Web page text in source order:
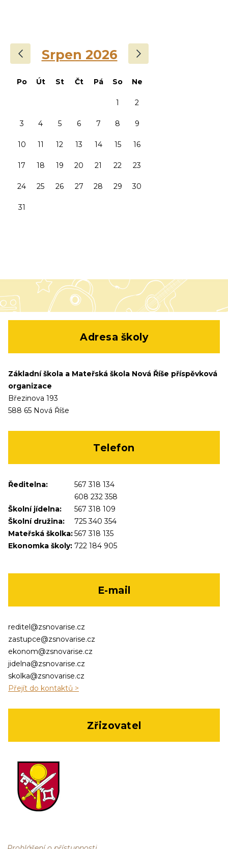
Srpen 2026 ›
Po Út St Čt Pá So Ne
1 2
3 4 5 6 7 8 9
10 11 12 13 14 15 16
17 18 19 20 21 22 23
24 25 26 27 28 29 30
31
Adresa školy
Základní škola a Mateřská škola Nová Říše příspěvková
organizace
Březinova 193
588 65 Nová Říše
Telefon
Ředitelna:
567 318 134
608 232 358
Školní jídelna:
567 318 109
Školní družina:
725 340 354
Mateřská školka:567 318 135
Ekonomka školy: 722 184 905
E-mail
reditel@zsnovarise.cz
zastupce@zsnovarise.cz
ekonom@zsnovarise.cz
jidelna@zsnovarise.cz
skolka@zsnovarise.cz
Přejít do kontaktů >
Zřizovatel